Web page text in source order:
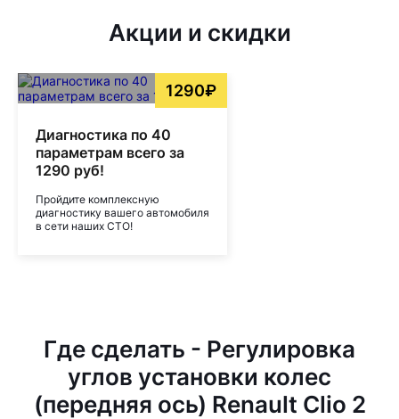
Акции и скидки
1290₽
Диагностика по 40
параметрам всего за
1290 руб!
Пройдите комплексную
диагностику вашего автомобиля
в сети наших СТО!
Где сделать - Регулировка
углов установки колес
(передняя ось) Renault Clio 2